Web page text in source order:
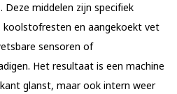
middelen zijn specifiek
en aangekoekt vet
sensoren of
Het resultaat is een machine
glanst, maar ook intern weer